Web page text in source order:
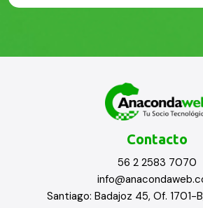
Contacto
56 2 2583 7070
Santiago: Badajoz 45, Of. 1701-